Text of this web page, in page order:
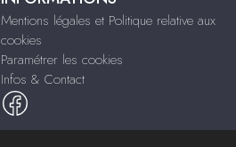
Mentions légales et Politique relative aux
cookies
Paramétrer les cookies
Infos & Contact